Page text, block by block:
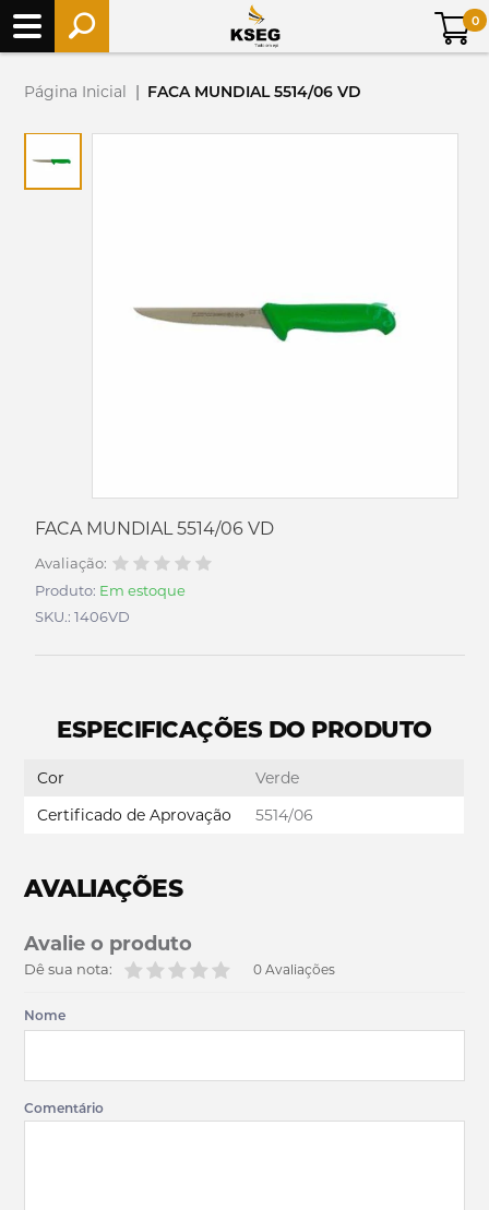
0
Página Inicial | FACA MUNDIAL 5514/06 VD
FACA MUNDIAL 5514/06 VD
Avaliação:
Produto: Em estoque
SKU.: 1406VD
ESPECIFICAÇÕES DO PRODUTO
Cor
Verde
Certificado de Aprovação
5514/06
AVALIAÇÕES
Avalie o produto
0 Avaliações
Dê sua nota:
Nome
Comentário